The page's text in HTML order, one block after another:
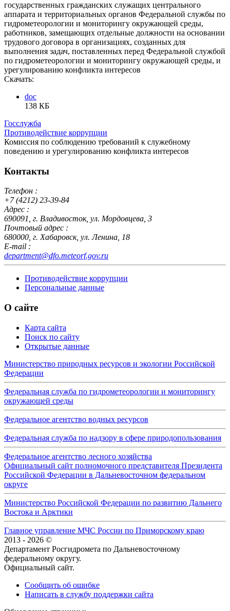
государственных гражданских служащих центрального
аппарата и территориальных органов Федеральной службы по
гидрометеорологии и мониторингу окружающей среды,
работников, замещающих отдельные должности на основании
трудового договора в организациях, созданных для
выполнения задач, поставленных перед Федеральной службой
по гидрометеорологии и мониторингу окружающей среды, и
урегулированию конфликта интересов
Скачать:
doc
138 КБ
Госслужба
Противодействие коррупции
Комиссия по соблюдению требований к служебному
поведению и урегулированию конфликта интересов
Контакты
Телефон :
+7 (4212) 23-39-84
Адрес :
690091, г. Владивосток, ул. Мордовцева, 3
Почтовый адрес :
680000, г. Хабаровск, ул. Ленина, 18
E-mail :
department@dfo.meteorf.gov.ru
Противодействие коррупции
Персональные данные
О сайте
Карта сайта
Поиск по сайту
Открытые данные
Министерство природных ресурсов и экологии Российской
Федерации
Федеральная служба по гидрометеорологии и мониторингу
окружающей среды
Федеральное агентство водных ресурсов
Федеральная служба по надзору в сфере природопользования
Федеральное агентство лесного хозяйства
Официальный сайт полномочного представителя Президента
Российской Федерации в Дальневосточном федеральном
округе
Министерство Российской Федерации по развитию Дальнего
Востока и Арктики
Главное управление МЧС России по Приморскому краю
2013 - 2026 ©
Департамент Росгидромета по Дальневосточному
федеральному округу.
Официальный сайт.
Сообщить об ошибке
Написать в службу поддержки сайта